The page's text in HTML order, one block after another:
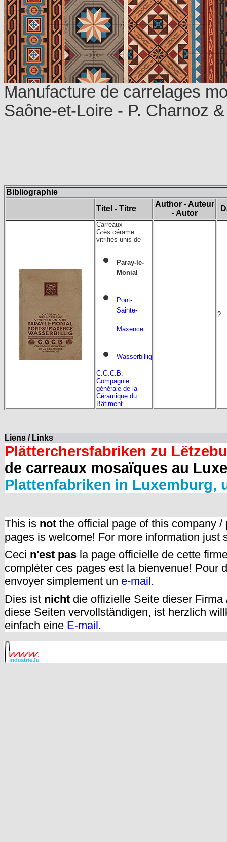
Manufacture de carrelages
Saône-et-Loire - P. Charnoz
Bibliographie
Titel - Titre
Author - Auteur
- Autor
Carreaux
Grès cérame
vitrifiés unis de
Paray-le-
Monial
Pont-
Sainte-
Maxence
Wasserbillig
C.G.C.B.
Compagnie
générale de la
Céramique du
Bâtiment
?
Liens / Links
Plätterchersfabriken zu
de carreaux mosaïques au
Plattenfabriken in Luxemburg,
This is not the official page of this company
pages is welcome! For more information just
Ceci n'est pas la page officielle de cette
compléter ces pages est la bienvenue! Pour
envoyer simplement un e-mail.
Dies ist nicht die offizielle Seite dieser
diese Seiten vervollständigen, ist herzlich
einfach eine E-mail.